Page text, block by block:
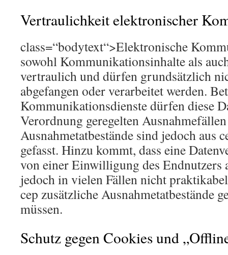
Vertraulichkeit elektronischer
class=“bodytext“>Elektronische
sowohl Kommunikationsinhalte als
vertraulich und dürfen grundsätzlich
abgefangen oder verarbeitet werden.
Kommunikationsdienste dürfen diese
Verordnung geregelten
Ausnahmetatbestände sind jedoch aus
gefasst. Hinzu kommt, dass eine
von einer Einwilligung des Endnutzers
jedoch in vielen Fällen nicht
cep zusätzliche Ausnahmetatbestände
müssen.
Schutz gegen Cookies und